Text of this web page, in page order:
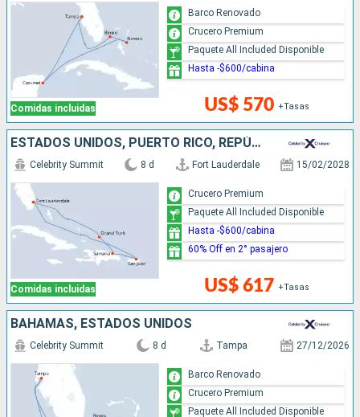
Comidas incluidas US$ 570 +Tasas
Barco Renovado
Crucero Premium
Paquete All Included Disponible
Hasta -$600/cabina
ESTADOS UNIDOS, PUERTO RICO, REPÚBLICA DOMINICANA
Comidas incluidas
Celebrity Summit 8 d Fort Lauderdale 15/02/2028
US$ 617 +Tasas
Crucero Premium
Paquete All Included Disponible
Hasta -$600/cabina
60% Off en 2° pasajero
BAHAMAS, ESTADOS UNIDOS
Celebrity Summit 8 d Tampa 27/12/2026
Barco Renovado
Crucero Premium
Paquete All Included Disponible